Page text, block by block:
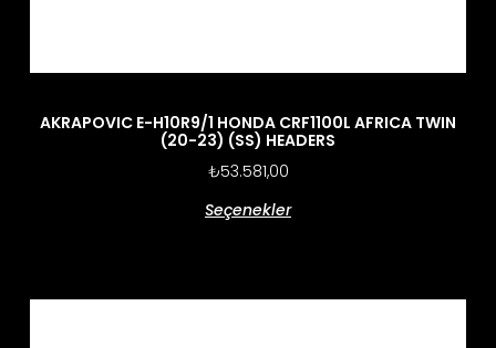
AKRAPOVIC E-H10R9/1 HONDA CRF1100L AFRICA TWIN
(20-23) (SS) HEADERS
₺53.581,00
Seçenekler